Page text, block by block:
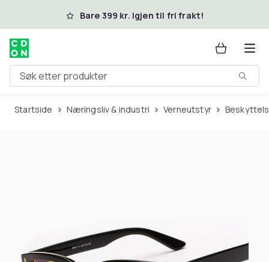
Hopp til hovedinnholdBare 399 kr. igjen til fri frakt!
Søk etter produkter
Startside Næringsliv & industri Verneutstyr